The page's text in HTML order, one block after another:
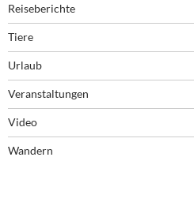
Reiseberichte
Tiere
Urlaub
Veranstaltungen
Video
Wandern